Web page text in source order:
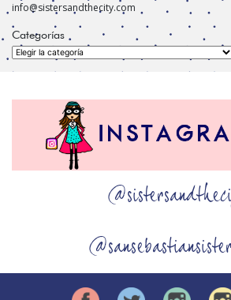
info@sistersandthecity.com
Categorías
Categorías